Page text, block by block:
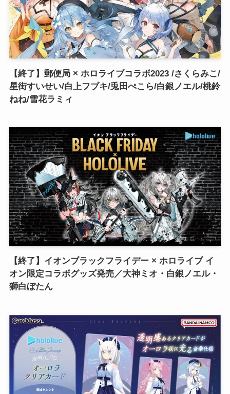
【終了】郵便局 × ホロライブコラボ2023 /さくらみこ/
星街すいせい/白上フブキ/兎田ぺこら/白銀ノエル/桃鈴
ねね/雪花ラミィ
【終了】イオンブラックフライデー × ホロライブ イ
オン限定コラボグッズ発売／大神ミオ・白銀ノエル・
獅白ぼたん